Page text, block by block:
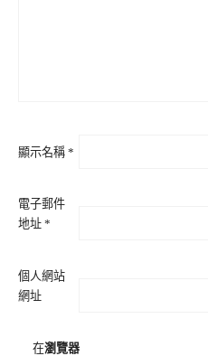
顯示名稱 *
電子郵件
地址 *
個人網站
網址
在瀏覽器